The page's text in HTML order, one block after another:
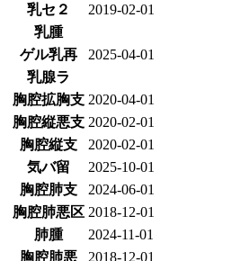
乳セ２
2019-02-01
乳腫
ゲル乳再
2025-04-01
乳腺ラ
胸腔拡胸支 2020-04-01
胸腔縦悪支 2020-02-01
胸腔縦支
2020-02-01
気バ留
2025-10-01
胸腔肺支
2024-06-01
胸腔肺悪区 2018-12-01
肺腫
2024-11-01
胸腔肺悪
2018-12-01